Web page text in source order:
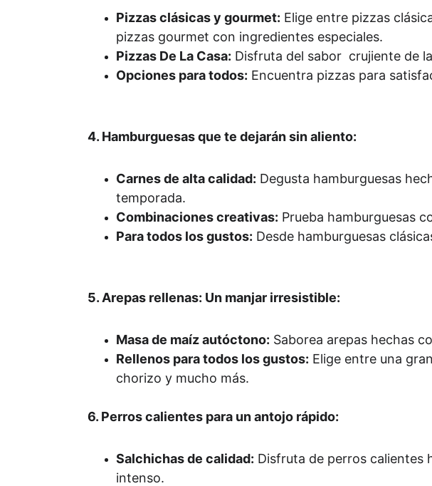
Pizzas clásicas y gourmet: Elige entre pizzas
pizzas gourmet con ingredientes especiales.
Pizzas De La Casa: Disfruta del sabor  crujiente de
Opciones para todos: Encuentra pizzas para
4. Hamburguesas que te dejarán sin aliento:
Carnes de alta calidad: Degusta hamburguesas
temporada.
Combinaciones creativas: Prueba hamburguesas
Para todos los gustos: Desde hamburguesas
5. Arepas rellenas: Un manjar irresistible:
Masa de maíz autóctono: Saborea arepas hechas
Rellenos para todos los gustos: Elige entre una
chorizo y mucho más.
6. Perros calientes para un antojo rápido:
Salchichas de calidad: Disfruta de perros calientes
intenso.